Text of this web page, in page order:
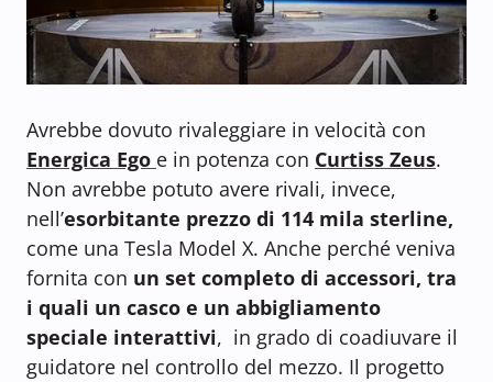
Avrebbe dovuto rivaleggiare in velocità con
Energica Ego e in potenza con Curtiss Zeus.
Non avrebbe potuto avere rivali, invece,
nell’esorbitante prezzo di 114 mila sterline,
come una Tesla Model X. Anche perché veniva
fornita con un set completo di accessori, tra
i quali un casco e un abbigliamento
speciale interattivi, in grado di coadiuvare il
guidatore nel controllo del mezzo. Il progetto